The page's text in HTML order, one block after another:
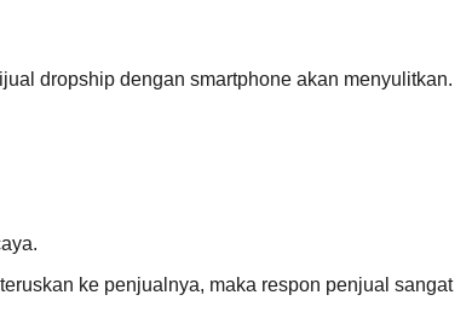
dropship dengan smartphone akan menyulitkan.
ke penjualnya, maka respon penjual sangat